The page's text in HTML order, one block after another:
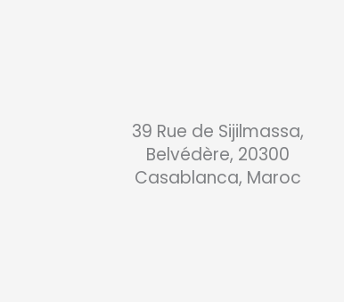
39 Rue de Sijilmassa,
Belvédère, 20300
Casablanca, Maroc